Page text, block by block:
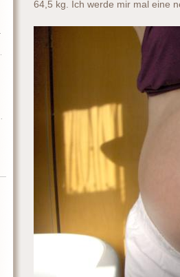
64,5 kg. Ich werde mir mal eine